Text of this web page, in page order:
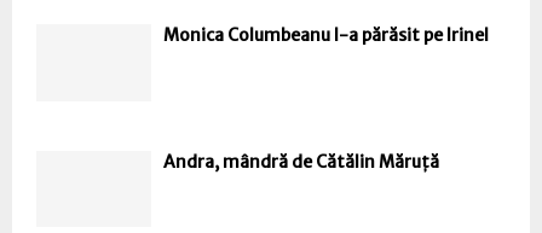
Monica Columbeanu l-a părăsit pe Irinel
Andra, mândră de Cătălin Măruță